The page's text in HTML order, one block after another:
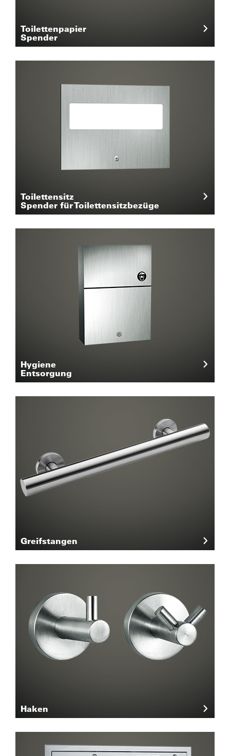
Toilettenpapier
Spender
Toilettensitz
Spender für Toilettensitzbezüge
Hygiene
Entsorgung
Greifstangen
Haken